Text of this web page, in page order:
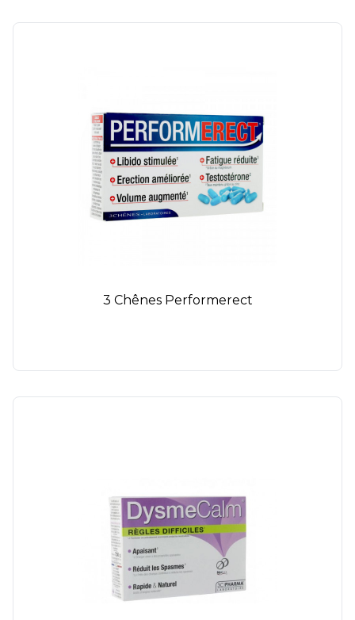
3 Chênes Performerect